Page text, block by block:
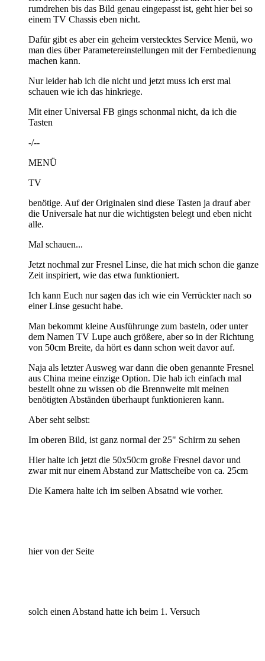
rumdrehen bis das Bild genau eingepasst ist, geht hier bei so
einem TV Chassis eben nicht.
Dafür gibt es aber ein geheim verstecktes Service Menü, wo
man dies über Parametereinstellungen mit der Fernbedienung
machen kann.
Nur leider hab ich die nicht und jetzt muss ich erst mal
schauen wie ich das hinkriege.
Mit einer Universal FB gings schonmal nicht, da ich die
Tasten
-/--
MENÜ
TV
benötige. Auf der Originalen sind diese Tasten ja drauf aber
die Universale hat nur die wichtigsten belegt und eben nicht
alle.
Mal schauen...
Jetzt nochmal zur Fresnel Linse, die hat mich schon die ganze
Zeit inspiriert, wie das etwa funktioniert.
Ich kann Euch nur sagen das ich wie ein Verrückter nach so
einer Linse gesucht habe.
Man bekommt kleine Ausführunge zum basteln, oder unter
dem Namen TV Lupe auch größere, aber so in der Richtung
von 50cm Breite, da hört es dann schon weit davor auf.
Naja als letzter Ausweg war dann die oben genannte Fresnel
aus China meine einzige Option. Die hab ich einfach mal
bestellt ohne zu wissen ob die Brennweite mit meinen
benötigten Abständen überhaupt funktionieren kann.
Aber seht selbst:
Im oberen Bild, ist ganz normal der 25" Schirm zu sehen
Hier halte ich jetzt die 50x50cm große Fresnel davor und
zwar mit nur einem Abstand zur Mattscheibe von ca. 25cm
Die Kamera halte ich im selben Absatnd wie vorher.
hier von der Seite
solch einen Abstand hatte ich beim 1. Versuch